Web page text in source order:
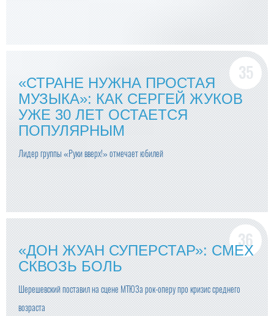
«СТРАНЕ НУЖНА ПРОСТАЯ
МУЗЫКА»: КАК СЕРГЕЙ ЖУКОВ
УЖЕ 30 ЛЕТ ОСТАЕТСЯ
ПОПУЛЯРНЫМ
Лидер группы «Руки вверх!» отмечает юбилей
«ДОН ЖУАН СУПЕРСТАР»: СМЕХ
СКВОЗЬ БОЛЬ
Шерешевский поставил на сцене МТЮЗа рок-оперу про кризис среднего
возраста